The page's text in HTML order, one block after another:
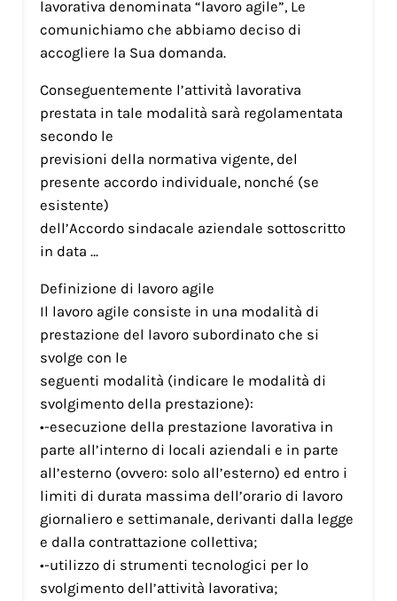
lavorativa denominata “lavoro agile”, Le
comunichiamo che abbiamo deciso di
accogliere la Sua domanda.
Conseguentemente l’attività lavorativa
prestata in tale modalità sarà regolamentata
secondo le
previsioni della normativa vigente, del
presente accordo individuale, nonché (se
esistente)
dell’Accordo sindacale aziendale sottoscritto
in data …
Definizione di lavoro agile
Il lavoro agile consiste in una modalità di
prestazione del lavoro subordinato che si
svolge con le
seguenti modalità (indicare le modalità di
svolgimento della prestazione):
•-esecuzione della prestazione lavorativa in
parte all’interno di locali aziendali e in parte
all’esterno (ovvero: solo all’esterno) ed entro i
limiti di durata massima dell’orario di lavoro
giornaliero e settimanale, derivanti dalla legge
e dalla contrattazione collettiva;
•-utilizzo di strumenti tecnologici per lo
svolgimento dell’attività lavorativa;